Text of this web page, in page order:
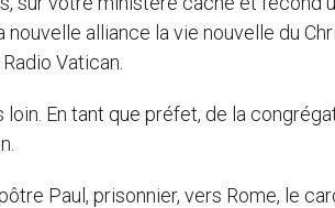
alliance la vie nouvelle du
Vatican.
En tant que préfet, de la
Paul, prisonnier, vers Rome, le